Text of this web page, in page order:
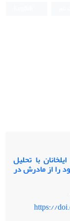
با تحلیل
را از مادرش در
https://